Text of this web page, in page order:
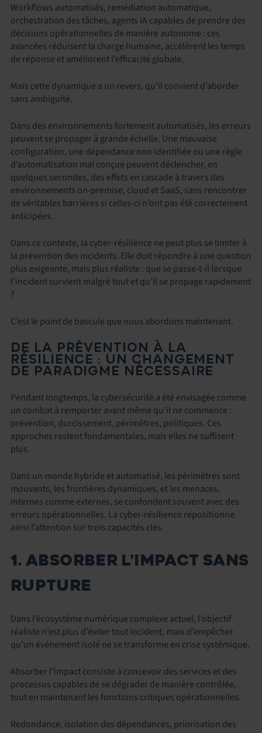
Workflows automatisés, remédiation automatique,
orchestration des tâches, agents IA capables de prendre des
décisions opérationnelles de manière autonome : ces
avancées réduisent la charge humaine, accélèrent les temps
de réponse et améliorent l’efficacité globale.
Mais cette dynamique a un revers, qu’il convient d’aborder
sans ambiguïté.
Dans des environnements fortement automatisés, les erreurs
peuvent se propager à grande échelle. Une mauvaise
configuration, une dépendance non identifiée ou une règle
d’automatisation mal conçue peuvent déclencher, en
quelques secondes, des effets en cascade à travers des
environnements on-premise, cloud et SaaS, sans rencontrer
de véritables barrières si celles-ci n’ont pas été correctement
anticipées.
Dans ce contexte, la cyber-résilience ne peut plus se limiter à
la prévention des incidents. Elle doit répondre à une question
plus exigeante, mais plus réaliste : que se passe-t-il lorsque
l’incident survient malgré tout et qu’il se propage rapidement
?
C’est le point de bascule que nous abordons maintenant.
DE LA PRÉVENTION À LA
RÉSILIENCE : UN CHANGEMENT
DE PARADIGME NÉCESSAIRE
Pendant longtemps, la cybersécurité a été envisagée comme
un combat à remporter avant même qu’il ne commence :
prévention, durcissement, périmètres, politiques. Ces
approches restent fondamentales, mais elles ne suffisent
plus.
Dans un monde hybride et automatisé, les périmètres sont
mouvants, les frontières dynamiques, et les menaces,
internes comme externes, se confondent souvent avec des
erreurs opérationnelles. La cyber-résilience repositionne
ainsi l’attention sur trois capacités clés.
1. ABSORBER L’IMPACT SANS
RUPTURE
Dans l’écosystème numérique complexe actuel, l’objectif
réaliste n’est plus d’éviter tout incident, mais d’empêcher
qu’un événement isolé ne se transforme en crise systémique.
Absorber l’impact consiste à concevoir des services et des
processus capables de se dégrader de manière contrôlée,
tout en maintenant les fonctions critiques opérationnelles.
Redondance, isolation des dépendances, priorisation des